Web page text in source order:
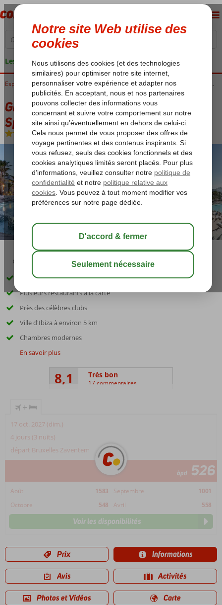
Les garanties de vacances
Îles Baléares Ibiza Playa d'en Bossa Grand Palladium White Island Resort & Spa
Grand Palladium White Island Resort &
Spa
All Inclusive-Hôtel
02:45 août 29°C
Très bel hôtel à la plage
Plusieurs restaurants à la carte
Près des célèbres clubs
Ville d'Ibiza à environ 5 km
Chambres modernes
En savoir plus
8,1 Très bon
17 commentaires
+
17 oct. 2027 (dim.)
4 jours (3 nuits)
départ Bruxelles Zaventem
àpd 526
Août 1583 Septembre
1001
Octobre
548 Avril 558
Voir les disponibilités
Prix Informations
Avis Activités
Photos et Vidéos Carte